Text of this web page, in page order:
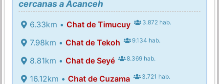
cercanas a Acanceh
6.33km • Chat de Timucuy 3.872 hab.
7.98km • Chat de Tekoh 9.134 hab.
8.81km • Chat de Seyé 8.369 hab.
16.12km • Chat de Cuzama 3.721 hab.